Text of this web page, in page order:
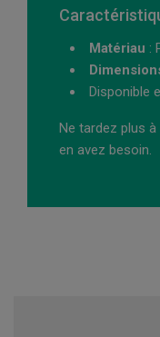
Matériau :
Disponible
Ne tardez plus
en avez besoin.